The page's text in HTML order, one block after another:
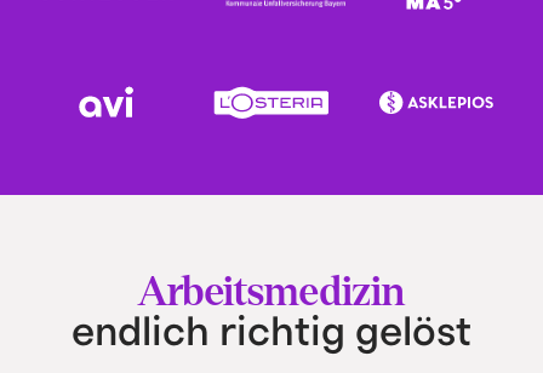
Arbeitsmedizin
endlich richtig gelöst